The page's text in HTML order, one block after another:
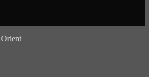
Orient